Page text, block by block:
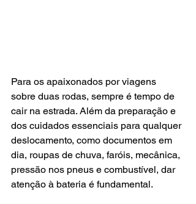
Para os apaixonados por viagens
sobre duas rodas, sempre é tempo de
cair na estrada. Além da preparação e
dos cuidados essenciais para qualquer
deslocamento, como documentos em
dia, roupas de chuva, faróis, mecânica,
pressão nos pneus e combustível, dar
atenção à bateria é fundamental.